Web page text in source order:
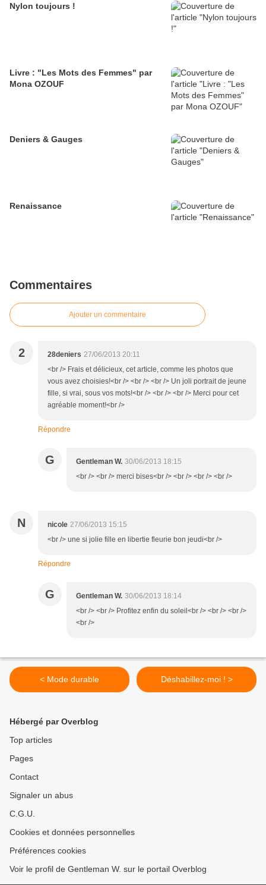
Nylon toujours !
Livre : "Les Mots des Femmes" par
Mona OZOUF
Deniers & Gauges
Renaissance
Commentaires
Ajouter un commentaire
2 28deniers 27/06/2013 20:11
<br /> Frais et délicieux, cet article, comme les photos que
vous avez choisies!<br /> <br /> <br /> Un joli portrait de jeune
fille, si vrai, sous vos mots!<br /> <br /> <br /> Merci pour cet
agréable moment!<br />
Répondre
G Gentleman W. 30/06/2013 18:15
<br /> <br /> merci bises<br /> <br /> <br /> <br />
N nicole 27/06/2013 15:15
<br /> une si jolie fille en libertie fleurie bon jeudi<br />
Répondre
G Gentleman W. 30/06/2013 18:14
<br /> <br /> Profitez enfin du soleil<br /> <br /> <br />
<br />
< Mode durable Déshabillez-moi ! >
Hébergé par Overblog
Top articles
Pages
Contact
Signaler un abus
C.G.U.
Cookies et données personnelles
Préférences cookies
Voir le profil de Gentleman W. sur le portail Overblog